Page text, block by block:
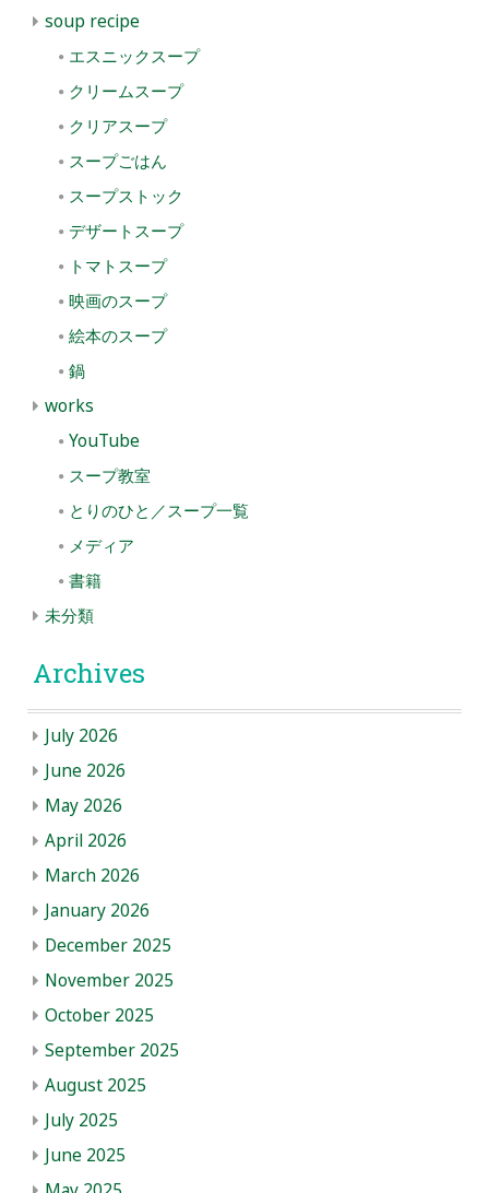
soup recipe
エスニックスープ
クリームスープ
クリアスープ
スープごはん
スープストック
デザートスープ
トマトスープ
映画のスープ
絵本のスープ
鍋
works
YouTube
スープ教室
とりのひと／スープ一覧
メディア
書籍
未分類
Archives
July 2026
June 2026
May 2026
April 2026
March 2026
January 2026
December 2025
November 2025
October 2025
September 2025
August 2025
July 2025
June 2025